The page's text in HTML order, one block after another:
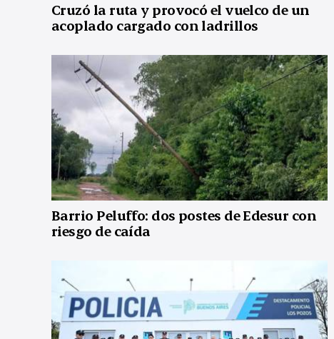
Cruzó la ruta y provocó el vuelco de un
acoplado cargado con ladrillos
Barrio Peluffo: dos postes de Edesur con
riesgo de caída